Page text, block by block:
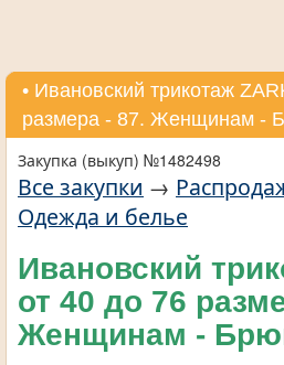
• Ивановский трикотаж
размера - 87. Женщинам -
Закупка (выкуп) №1482498
Все закупки →
Одежда и белье
Ивановский
от 40 до 76
Женщинам -